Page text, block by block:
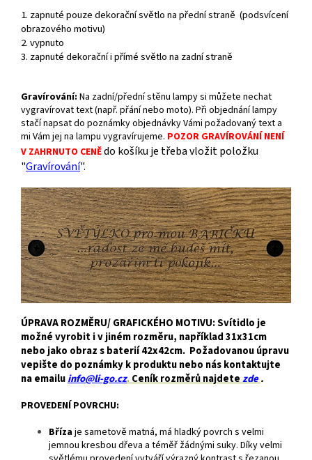
1. zapnuté pouze dekorační světlo na přední straně (podsvícení
obrazového motivu)
2. vypnuto
3. zapnuté dekorační i přímé světlo na zadní straně
Gravírování: Na zadní/přední stěnu lampy si můžete nechat
vygravírovat text (např. přání nebo moto). Při objednání lampy
stačí napsat do poznámky objednávky Vámi požadovaný text a
mi Vám jej na lampu vygravírujeme. POZOR GRAVÍROVÁNÍ NENÍ
V ZAHRNUTO CENĚdo košíku je třeba vložit položku
"Gravírování".
ÚPRAVA ROZMĚRU/ GRAFICKÉHO MOTIVU: Svítidlo je
možné vyrobit i v jiném rozměru, například 31x31cm
nebo jako obraz s baterií 42x42cm. Požadovanou úpravu
vepište do poznámky k produktu nebo nás kontaktujte
na emailuinfo@li-go.cz.Ceník rozměrů najdetezde.
PROVEDENÍ POVRCHU:
Břízaje sametově matná, má hladký povrch s velmi
jemnou kresbou dřeva a téměř žádnými suky. Díky velmi